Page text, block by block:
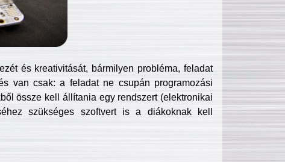
és kreativitását, bármilyen probléma, feladat
van csak: a feladat ne csupán programozási
össze kell állítania egy rendszert (elektronikai
szükséges szoftvert is a diákoknak kell